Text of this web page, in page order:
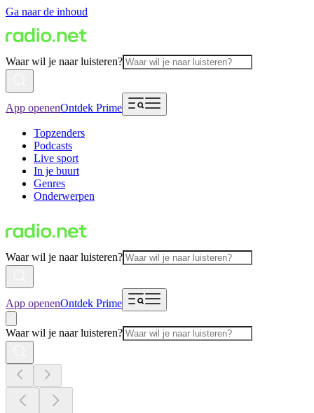
Ga naar de inhoud
Waar wil je naar luisteren?
App openenOntdek Prime
Topzenders
Podcasts
Live sport
In je buurt
Genres
Onderwerpen
Waar wil je naar luisteren?
App openenOntdek Prime
Waar wil je naar luisteren?